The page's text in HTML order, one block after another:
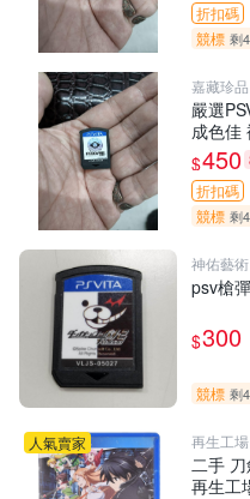
折扣碼
競標 剩
嘉藏珍品
嚴選
成色佳
$450
折扣碼
競標 剩
神佑藝術
psv槍
$300
競標 剩
人氣賣家 再生工
二手
再生工